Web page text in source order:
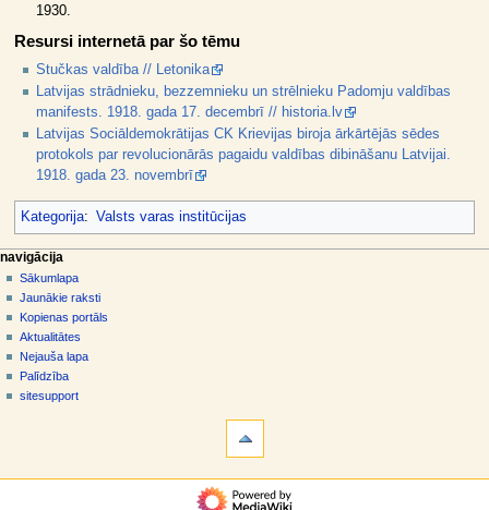
1930.
Resursi internetā par šo tēmu
Stučkas valdība // Letonika
Latvijas strādnieku, bezzemnieku un strēlnieku Padomju valdības
manifests. 1918. gada 17. decembrī // historia.lv
Latvijas Sociāldemokrātijas CK Krievijas biroja ārkārtējās sēdes
protokols par revolucionārās pagaidu valdības dibināšanu Latvijai.
1918. gada 23. novembrī
Kategorija: Valsts varas institūcijas
N
a
v
g
ā
c
a
lapas darbības
raksts
diskusija
skatīt
aplūkot
kodu
vēsture
dalībnieka rīki
pieslēgties
navigācija
Sākumlapa
Jaunākie raksti
Kopienas portāls
Aktualitātes
Nejauša lapa
Palīdzība
sitesupport
navigācija